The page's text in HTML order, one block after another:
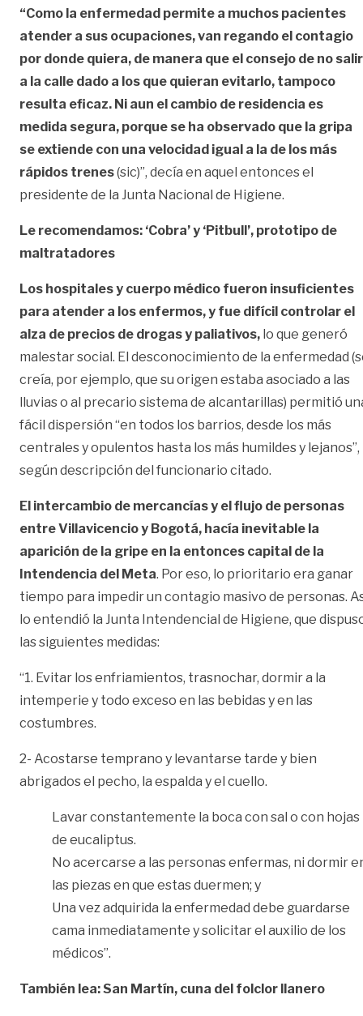
“Como la enfermedad permite a muchos pacientes
atender a sus ocupaciones, van regando el contagio
por donde quiera, de manera que el consejo de no salir
a la calle dado a los que quieran evitarlo, tampoco
resulta eficaz. Ni aun el cambio de residencia es
medida segura, porque se ha observado que la gripa
se extiende con una velocidad igual a la de los más
rápidos trenes(sic)”, decía en aquel entonces el
presidente de la Junta Nacional de Higiene.
Le recomendamos: ‘Cobra’ y ‘Pitbull’, prototipo de
maltratadores
Los hospitales y cuerpo médico fueron insuficientes
para atender a los enfermos, y fue difícil controlar el
alza de precios de drogas y paliativos, lo que generó
malestar social. El desconocimiento de la enfermedad
creía, por ejemplo, que su origen estaba asociado a las
lluvias o al precario sistema de alcantarillas) permitió
fácil dispersión “en todos los barrios, desde los más
centrales y opulentos hasta los más humildes y lejanos”,
según descripción del funcionario citado.
El intercambio de mercancías y el flujo de personas
entre Villavicencio y Bogotá, hacía inevitable la
aparición de la gripe en la entonces capital de la
Intendencia del Meta. Por eso, lo prioritario era ganar
tiempo para impedir un contagio masivo de personas.
lo entendió la Junta Intendencial de Higiene, que
las siguientes medidas:
“1. Evitar los enfriamientos, trasnochar, dormir a la
intemperie y todo exceso en las bebidas y en las
costumbres.
2- Acostarse temprano y levantarse tarde y bien
abrigados el pecho, la espalda y el cuello.
Lavar constantemente la boca con sal o con hojas
de eucaliptus.
No acercarse a las personas enfermas, ni dormir
las piezas en que estas duermen; y
Una vez adquirida la enfermedad debe guardarse
cama inmediatamente y solicitar el auxilio de los
médicos”.
También lea: San Martín, cuna del folclor llanero